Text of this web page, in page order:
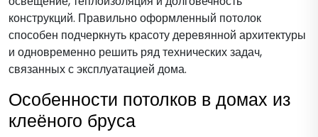
конструкций. Правильно оформленный потолок
способен подчеркнуть красоту деревянной архитектуры
и одновременно решить ряд технических задач,
связанных с эксплуатацией дома.
Особенности потолков в домах из
клеёного бруса